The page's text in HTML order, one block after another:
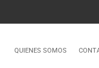
QUIENES SOMOS